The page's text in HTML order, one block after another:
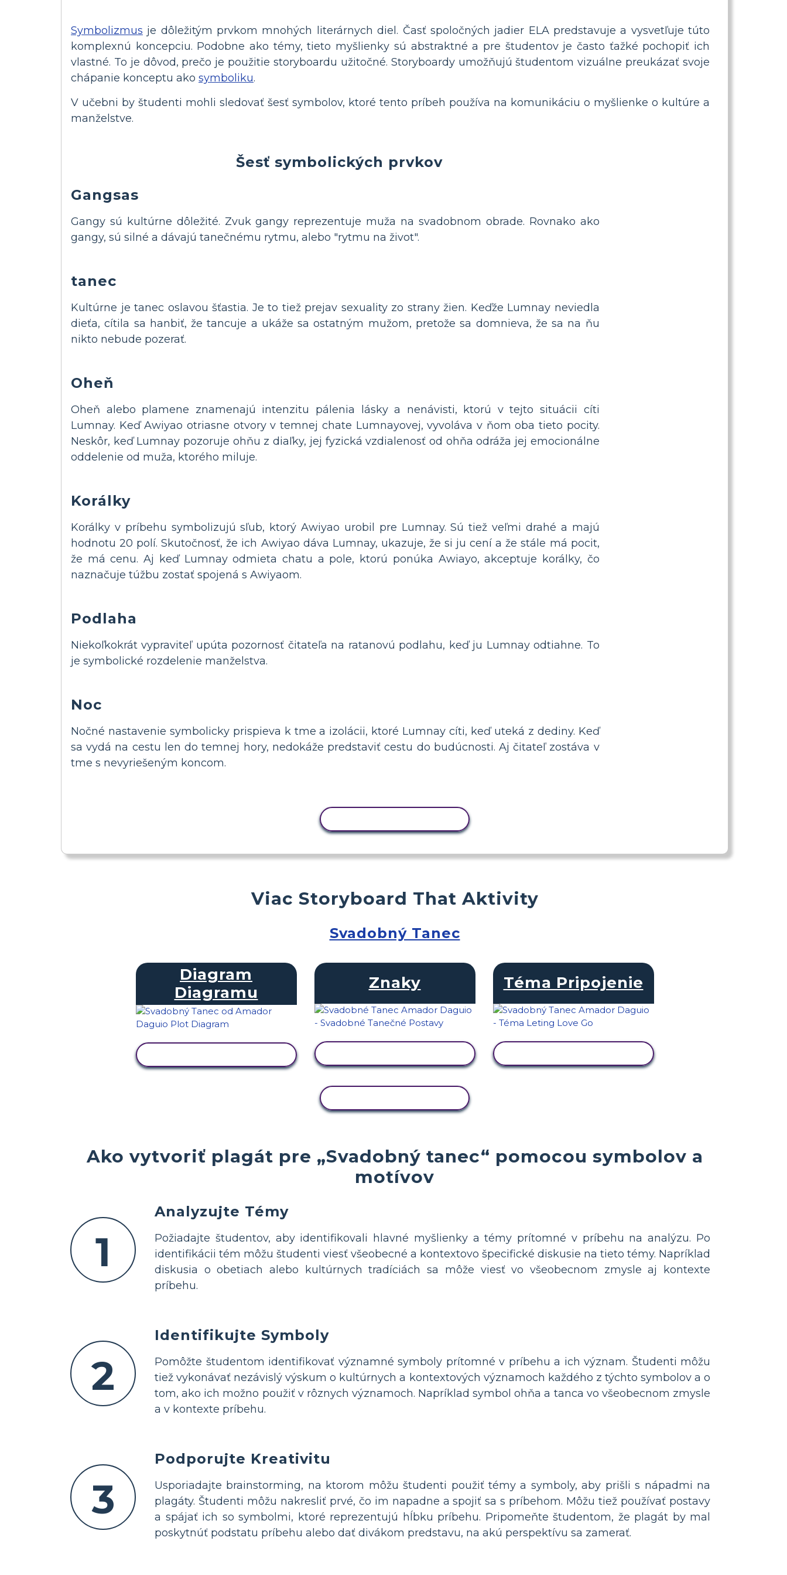
Symbolizmus je dôležitým prvkom mnohých literárnych diel. Časť spoločných jadier ELA predstavuje a vysvetľuje túto
komplexnú koncepciu. Podobne ako témy, tieto myšlienky sú abstraktné a pre študentov je často ťažké pochopiť ich
vlastné. To je dôvod, prečo je použitie storyboardu užitočné. Storyboardy umožňujú študentom vizuálne preukázať svoje
chápanie konceptu ako symboliku.
V učebni by študenti mohli sledovať šesť symbolov, ktoré tento príbeh používa na komunikáciu o myšlienke o kultúre a
manželstve.
Šesť symbolických prvkov
Gangsas
Gangy sú kultúrne dôležité. Zvuk gangy reprezentuje muža na svadobnom obrade. Rovnako ako
gangy, sú silné a dávajú tanečnému rytmu, alebo "rytmu na život".
tanec
Kultúrne je tanec oslavou šťastia. Je to tiež prejav sexuality zo strany žien. Keďže Lumnay neviedla
dieťa, cítila sa hanbiť, že tancuje a ukáže sa ostatným mužom, pretože sa domnieva, že sa na ňu
nikto nebude pozerať.
Oheň
Oheň alebo plamene znamenajú intenzitu pálenia lásky a nenávisti, ktorú v tejto situácii cíti
Lumnay. Keď Awiyao otriasne otvory v temnej chate Lumnayovej, vyvoláva v ňom oba tieto pocity.
Neskôr, keď Lumnay pozoruje ohňu z diaľky, jej fyzická vzdialenosť od ohňa odráža jej emocionálne
oddelenie od muža, ktorého miluje.
Korálky
Korálky v príbehu symbolizujú sľub, ktorý Awiyao urobil pre Lumnay. Sú tiež veľmi drahé a majú
hodnotu 20 polí. Skutočnosť, že ich Awiyao dáva Lumnay, ukazuje, že si ju cení a že stále má pocit,
že má cenu. Aj keď Lumnay odmieta chatu a pole, ktorú ponúka Awiayo, akceptuje korálky, čo
naznačuje túžbu zostať spojená s Awiyaom.
Podlaha
Niekoľkokrát vypraviteľ upúta pozornosť čitateľa na ratanovú podlahu, keď ju Lumnay odtiahne. To
je symbolické rozdelenie manželstva.
Noc
Nočné nastavenie symbolicky prispieva k tme a izolácii, ktoré Lumnay cíti, keď uteká z dediny. Keď
sa vydá na cestu len do temnej hory, nedokáže predstaviť cestu do budúcnosti. Aj čitateľ zostáva v
tme s nevyriešeným koncom.
Ako vytvoriť plagát pre „Svadobný tanec“ pomocou symbolov a
motívov
1
Analyzujte Témy
Požiadajte študentov, aby identifikovali hlavné myšlienky a témy prítomné v príbehu na analýzu. Po
identifikácii tém môžu študenti viesť všeobecné a kontextovo špecifické diskusie na tieto témy. Napríklad
diskusia o obetiach alebo kultúrnych tradíciách sa môže viesť vo všeobecnom zmysle aj kontexte
príbehu.
2
Identifikujte Symboly
Pomôžte študentom identifikovať významné symboly prítomné v príbehu a ich význam. Študenti môžu
tiež vykonávať nezávislý výskum o kultúrnych a kontextových významoch každého z týchto symbolov a o
tom, ako ich možno použiť v rôznych významoch. Napríklad symbol ohňa a tanca vo všeobecnom zmysle
a v kontexte príbehu.
3
Podporujte Kreativitu
Usporiadajte brainstorming, na ktorom môžu študenti použiť témy a symboly, aby prišli s nápadmi na
plagáty. Študenti môžu nakresliť prvé, čo im napadne a spojiť sa s príbehom. Môžu tiež používať postavy
a spájať ich so symbolmi, ktoré reprezentujú hĺbku príbehu. Pripomeňte študentom, že plagát by mal
poskytnúť podstatu príbehu alebo dať divákom predstavu, na akú perspektívu sa zamerať.
Viac Storyboard That Aktivity
Svadobný Tanec
Diagram
Diagramu
Znaky Téma Pripojenie